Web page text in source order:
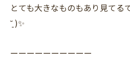
とても大きなものもあり見てる
˘͈ )✨
ーーーーーーーーーー